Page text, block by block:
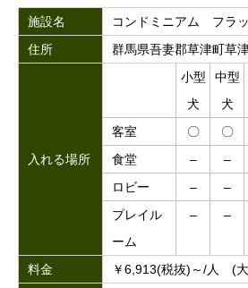
施設名
コンドミニアム フラ
住所
群馬県吾妻郡草津町草
入れる場所
小型
犬
中型
犬
客室
〇 〇
食堂
– –
ロビー
– –
プレイル
ーム
– –
料金
￥6,913(税抜)～/人 (